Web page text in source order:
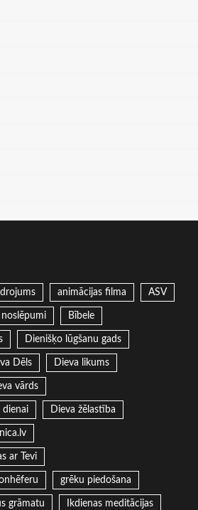
animācijas filma ASV
noslēpumi Bībele
Dienišķo lūgšanu gads
Dēls Dieva likums
vārds
dienai Dieva žēlastība
ar Tevi
grēku piedošana
grāmatu Ikdienas meditācijas